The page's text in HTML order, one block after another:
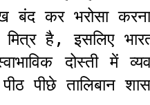
कर भरोसा करना
है, इसलिए
दोस्ती में
पीछे तालिबान